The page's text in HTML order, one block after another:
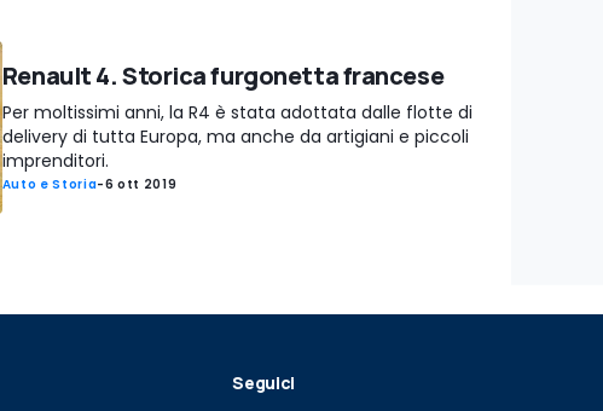
Renault 4. Storica furgonetta francese
Per moltissimi anni, la R4 è stata adottata dalle flotte di
delivery di tutta Europa, ma anche da artigiani e piccoli
imprenditori.
Auto e Storia-6 ott 2019
Seguici